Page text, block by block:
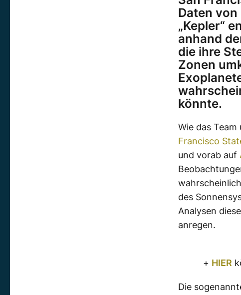
Daten
„Kepler“
anhand
die ihre
Zonen
könnte.
Wie das
Francisco
und vorab auf
des
Analysen
anregen.
+ HIER
Die